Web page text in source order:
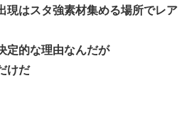
現はスタ強素材集める場所でレア
定的な理由なんだが
けだ